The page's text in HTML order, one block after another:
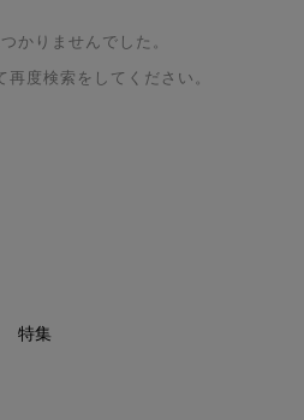
かりませんでした。
度検索をしてください。
特集